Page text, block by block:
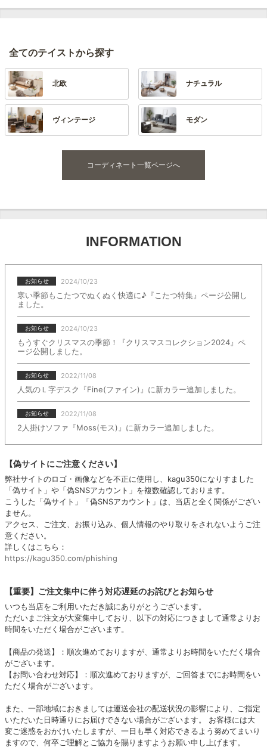
全てのテイストから探す
北欧 ナチュラル
ヴィンテージ モダン
コーディネート一覧ページへ
INFORMATION
お知らせ 2024/10/23
寒い季節もこたつでぬくぬく快適に♪『こたつ特集』ページ公開し
ました。
お知らせ 2024/10/23
もうすぐクリスマスの季節！『クリスマスコレクション2024』ペ
ージ公開しました。
お知らせ 2022/11/08
人気のＬ字デスク『Fine(ファイン)』に新カラー追加しました。
お知らせ 2022/11/08
2人掛けソファ『Moss(モス)』に新カラー追加しました。
【偽サイトにご注意ください】
弊社サイトのロゴ・画像などを不正に使用し、kagu350になりすました
「偽サイト」や「偽SNSアカウント」を複数確認しております。
こうした「偽サイト」「偽SNSアカウント」は、当店と全く関係がござい
ません。
アクセス、ご注文、お振り込み、個人情報のやり取りをされないようご注
意ください。
詳しくはこちら：
https://kagu350.com/phishing
【重要】ご注文集中に伴う対応遅延のお詫びとお知らせ
いつも当店をご利用いただき誠にありがとうございます。
ただいまご注文が大変集中しており、以下の対応につきまして通常よりお
時間をいただく場合がございます。
【商品の発送】：順次進めておりますが、通常よりお時間をいただく場合
がございます。
【お問い合わせ対応】：順次進めておりますが、ご回答までにお時間をい
ただく場合がございます。
また、一部地域におきましては運送会社の配送状況の影響により、ご指定
いただいた日時通りにお届けできない場合がございます。 お客様には大
変ご迷惑をおかけいたしますが、一日も早く対応できるよう努めてまいり
ますので、何卒ご理解とご協力を賜りますようお願い申し上げます。